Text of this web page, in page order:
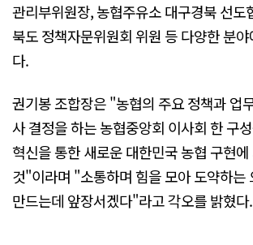
관리부위원장, 농협주유소 대구경북 선도
북도 정책자문위원회 위원 등 다양한 분
다.
권기봉 조합장은 "농협의 주요 정책과 업
사 결정을 하는 농협중앙회 이사회 한 구
혁신을 통한 새로운 대한민국 농협 구현
것"이라며 "소통하며 힘을 모아 도약하는
만드는데 앞장서겠다"라고 각오를 밝혔다.